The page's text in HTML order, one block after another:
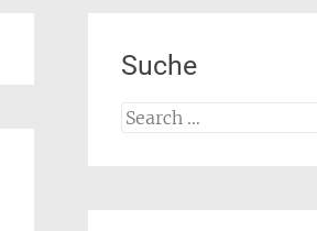
Suche
Search